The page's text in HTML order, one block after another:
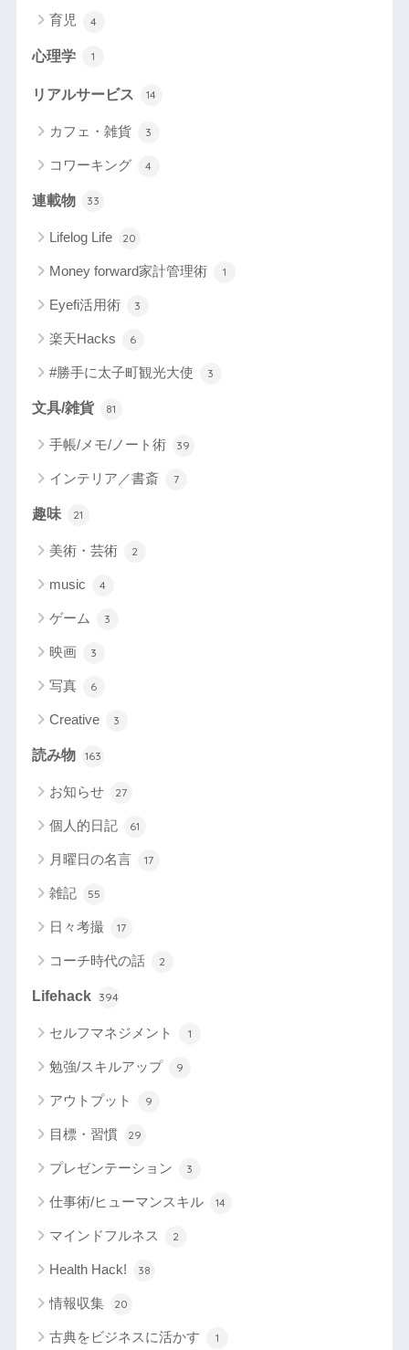
育児 4
心理学 1
リアルサービス 14
カフェ・雑貨 3
コワーキング 4
連載物 33
Lifelog Life 20
Money forward家計管理術 1
Eyefi活用術 3
楽天Hacks 6
#勝手に太子町観光大使 3
文具/雑貨 81
手帳/メモ/ノート術 39
インテリア／書斎 7
趣味 21
美術・芸術 2
music 4
ゲーム 3
映画 3
写真 6
Creative 3
読み物 163
お知らせ 27
個人的日記 61
月曜日の名言 17
雑記 55
日々考撮 17
コーチ時代の話 2
Lifehack 394
セルフマネジメント 1
勉強/スキルアップ 9
アウトプット 9
目標・習慣 29
プレゼンテーション 3
仕事術/ヒューマンスキル 14
マインドフルネス 2
Health Hack! 38
情報収集 20
古典をビジネスに活かす 1